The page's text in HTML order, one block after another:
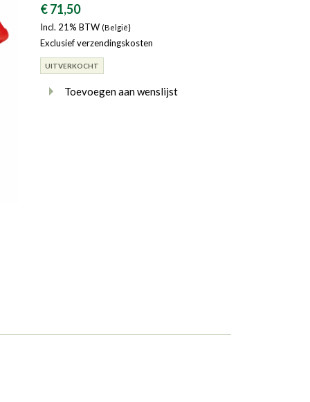
Bulgarije
€ 71,50
Incl. 21% BTW (België}
Exclusief verzendingskosten
UITVERKOCHT
Toevoegen aan wenslijst